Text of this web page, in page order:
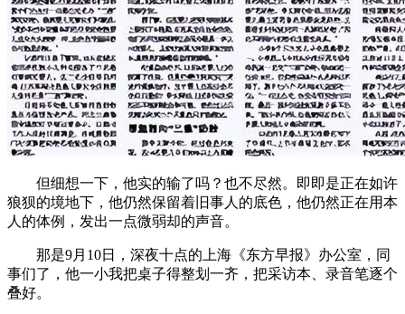
但细想一下，他实的输了吗？也不尽然。即即是正在如许
狼狈的境地下，他仍然保留着旧事人的底色，他仍然正在用本
人的体例，发出一点微弱却的声音。
那是9月10日，深夜十点的上海《东方早报》办公室，同
事们了，他一小我把桌子得整划一齐，把采访本、录音笔逐个
叠好。